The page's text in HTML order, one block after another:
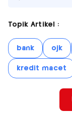
Topik Artikel :
bank ojk
kredit macet